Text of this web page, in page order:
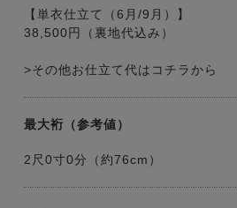
【単衣仕立て（6月/9月）】
38,500円（裏地代込み）
>その他お仕立て代はコチラから
最大裄（参考値）
2尺0寸0分（約76cm）